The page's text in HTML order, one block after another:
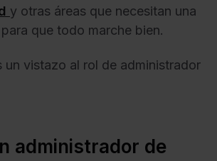
y otras áreas que necesitan una
que todo marche bien.
un vistazo al rol de administrador
administrador de